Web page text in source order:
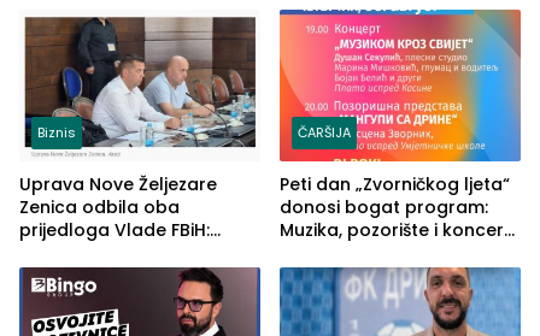
Biznis
Uprava Nove Željezare
Zenica odbila oba
prijedloga Vlade FBiH:
rješenje
ČARŠIJA
Peti dan „Zvorničkog ljeta“
donosi bogat program:
Muzika, pozorište i koncert